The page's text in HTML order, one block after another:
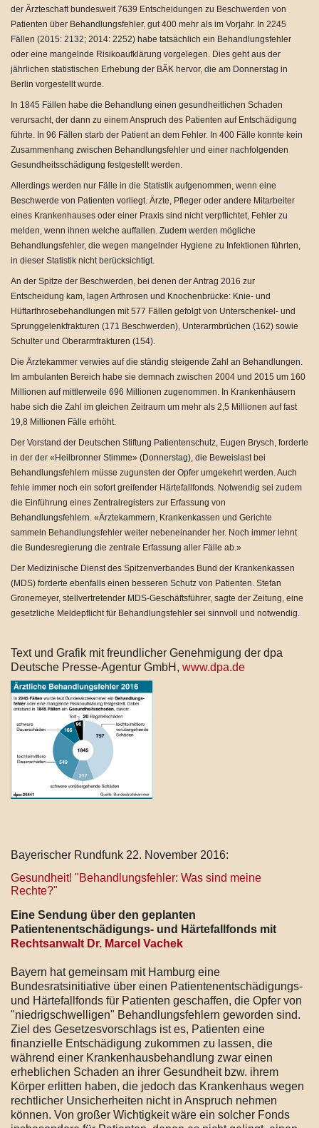
der Ärzteschaft bundesweit 7639 Entscheidungen zu Beschwerden von
Patienten über Behandlungsfehler, gut 400 mehr als im Vorjahr. In 2245
Fällen (2015: 2132; 2014: 2252) habe tatsächlich ein Behandlungsfehler
oder eine mangelnde Risikoaufklärung vorgelegen. Dies geht aus der
jährlichen statistischen Erhebung der BÄK hervor, die am Donnerstag in
Berlin vorgestellt wurde.
In 1845 Fällen habe die Behandlung einen gesundheitlichen Schaden
verursacht, der dann zu einem Anspruch des Patienten auf Entschädigung
führte. In 96 Fällen starb der Patient an dem Fehler. In 400 Fälle konnte kein
Zusammenhang zwischen Behandlungsfehler und einer nachfolgenden
Gesundheitsschädigung festgestellt werden.
Allerdings werden nur Fälle in die Statistik aufgenommen, wenn eine
Beschwerde von Patienten vorliegt. Ärzte, Pfleger oder andere Mitarbeiter
eines Krankenhauses oder einer Praxis sind nicht verpflichtet, Fehler zu
melden, wenn ihnen welche auffallen. Zudem werden mögliche
Behandlungsfehler, die wegen mangelnder Hygiene zu Infektionen führten,
in dieser Statistik nicht berücksichtigt.
An der Spitze der Beschwerden, bei denen der Antrag 2016 zur
Entscheidung kam, lagen Arthrosen und Knochenbrücke: Knie- und
Hüftarthrosebehandlungen mit 577 Fällen gefolgt von Unterschenkel- und
Sprunggelenkfrakturen (171 Beschwerden), Unterarmbrüchen (162) sowie
Schulter und Oberarmfrakturen (154).
Die Ärztekammer verwies auf die ständig steigende Zahl an Behandlungen.
Im ambulanten Bereich habe sie demnach zwischen 2004 und 2015 um 160
Millionen auf mittlerweile 696 Millionen zugenommen. In Krankenhäusern
habe sich die Zahl im gleichen Zeitraum um mehr als 2,5 Millionen auf fast
19,8 Millionen Fälle erhöht.
Der Vorstand der Deutschen Stiftung Patientenschutz, Eugen Brysch, forderte
in der der «Heilbronner Stimme» (Donnerstag), die Beweislast bei
Behandlungsfehlern müsse zugunsten der Opfer umgekehrt werden. Auch
fehle immer noch ein sofort greifender Härtefallfonds. Notwendig sei zudem
die Einführung eines Zentralregisters zur Erfassung von
Behandlungsfehlern. «Ärztekammern, Krankenkassen und Gerichte
sammeln Behandlungsfehler weiter nebeneinander her. Noch immer lehnt
die Bundesregierung die zentrale Erfassung aller Fälle ab.»
Der Medizinische Dienst des Spitzenverbandes Bund der Krankenkassen
(MDS) forderte ebenfalls einen besseren Schutz von Patienten. Stefan
Gronemeyer, stellvertretender MDS-Geschäftsführer, sagte der Zeitung, eine
gesetzliche Meldepflicht für Behandlungsfehler sei sinnvoll und notwendig.
Text und Grafik mit freundlicher Genehmigung der dpa
Deutsche Presse-Agentur GmbH, www.dpa.de
Bayerischer Rundfunk 22. November 2016:
Gesundheit! "Behandlungsfehler: Was sind meine
Rechte?"
Eine Sendung über den geplanten
Patientenentschädigungs- und Härtefallfonds mit
Rechtsanwalt Dr. Marcel Vachek
Bayern hat gemeinsam mit Hamburg eine
Bundesratsinitiative über einen Patientenentschädigungs-
und Härtefallfonds für Patienten geschaffen, die Opfer von
"niedrigschwelligen" Behandlungsfehlern geworden sind.
Ziel des Gesetzesvorschlags ist es, Patienten eine
finanzielle Entschädigung zukommen zu lassen, die
während einer Krankenhausbehandlung zwar einen
erheblichen Schaden an ihrer Gesundheit bzw. ihrem
Körper erlitten haben, die jedoch das Krankenhaus wegen
rechtlicher Unsicherheiten nicht in Anspruch nehmen
können. Von großer Wichtigkeit wäre ein solcher Fonds